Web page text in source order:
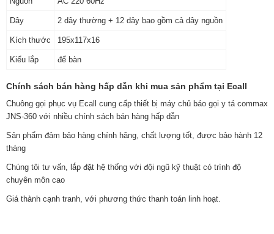
Dây 2 dây thường + 12 dây bao gồm cả dây nguồn
Kích thước 195x117x16
Kiểu lắp để bàn
Chính sách bán hàng hấp dẫn khi mua sản phẩm tại Ecall
Chuông gọi phục vụ Ecall cung cấp thiết bị máy chủ báo gọi y tá commax
JNS-360 với nhiều chính sách bán hàng hấp dẫn
Sản phẩm đảm bảo hàng chính hãng, chất lượng tốt, được bảo hành 12
tháng
Chúng tôi tư vấn, lắp đặt hệ thống với đội ngũ kỹ thuật có trình độ
chuyên môn cao
Giá thành cạnh tranh, với phương thức thanh toán linh hoạt.